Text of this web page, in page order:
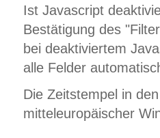
Ist Javascript
Bestätigung des
bei deaktiviertem
alle Felder
Die Zeitstempel in
mitteleuropäischer